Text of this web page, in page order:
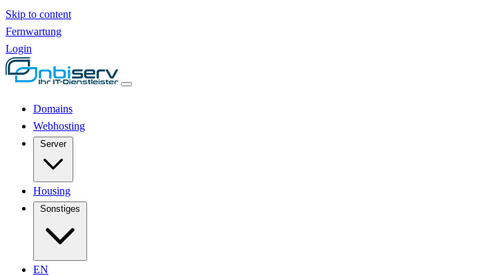
Skip to content
Fernwartung
Login
Domains
Webhosting
Server
Housing
EN